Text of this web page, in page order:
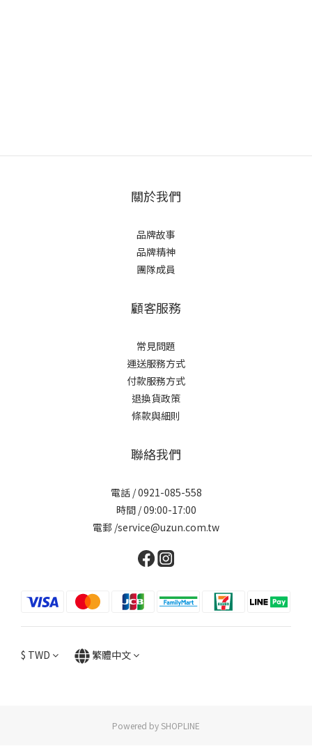
關於我們
品牌故事
品牌精神
團隊成員
顧客服務
常見問題
運送服務方式
付款服務方式
退換貨政策
條款與細則
聯絡我們
電話 / 0921-085-558
時間 / 09:00-17:00
電郵 /service@uzun.com.tw
$ TWD 繁體中文
Powered by SHOPLINE